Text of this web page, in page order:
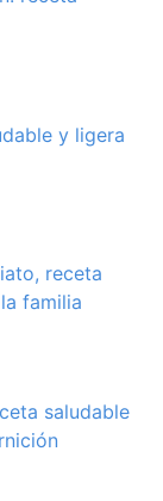
y ligera
receta
familia
saludable